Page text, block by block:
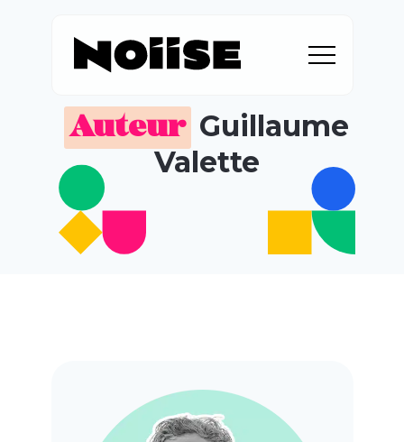
Auteur Guillaume
Valette